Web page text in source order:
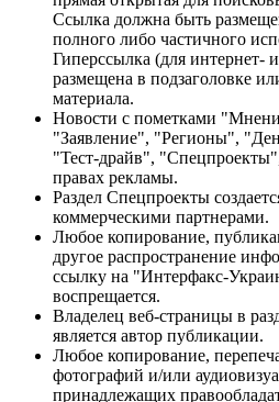
Ссылка должна быть
полного либо частичного
Гиперссылка (для интернет-
размещена в подзаголовке
материала.
Новости с пометками
"Заявление", "Регионы",
"Тест-драйв",
правах рекламы.
Раздел Спецпроекты
коммерческими партнерами.
Любое копирование,
другое распространение
ссылку на "Интерфакс-
воспрещается.
Владелец веб-страницы в
является автор публикации.
Любое копирование,
фотографий и/или
принадлежащих